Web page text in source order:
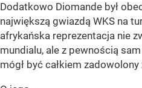
Dodatkowo Diomande był
największą gwiazdą WKS na
afrykańska reprezentacja nie
mundialu, ale z pewnością
mógł być całkiem